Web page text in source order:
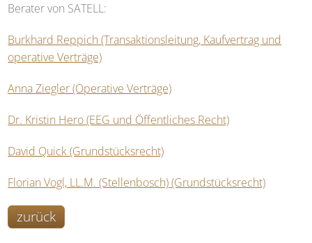
Berater von SATELL:
Burkhard Reppich (Transaktionsleitung, Kaufvertrag und
operative Verträge)
Anna Ziegler (Operative Verträge)
Dr. Kristin Hero (EEG und Öffentliches Recht)
David Quick (Grundstücksrecht)
Florian Vogl, LL.M. (Stellenbosch) (Grundstücksrecht)
zurück